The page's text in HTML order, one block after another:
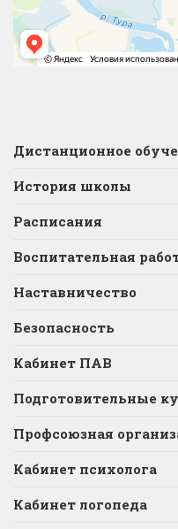
Дистанционное
История школы
Расписания
Воспитательная
Наставничество
Безопасность
Кабинет ПАВ
Подготовительные
Профсоюзная
Кабинет психолога
Кабинет логопеда